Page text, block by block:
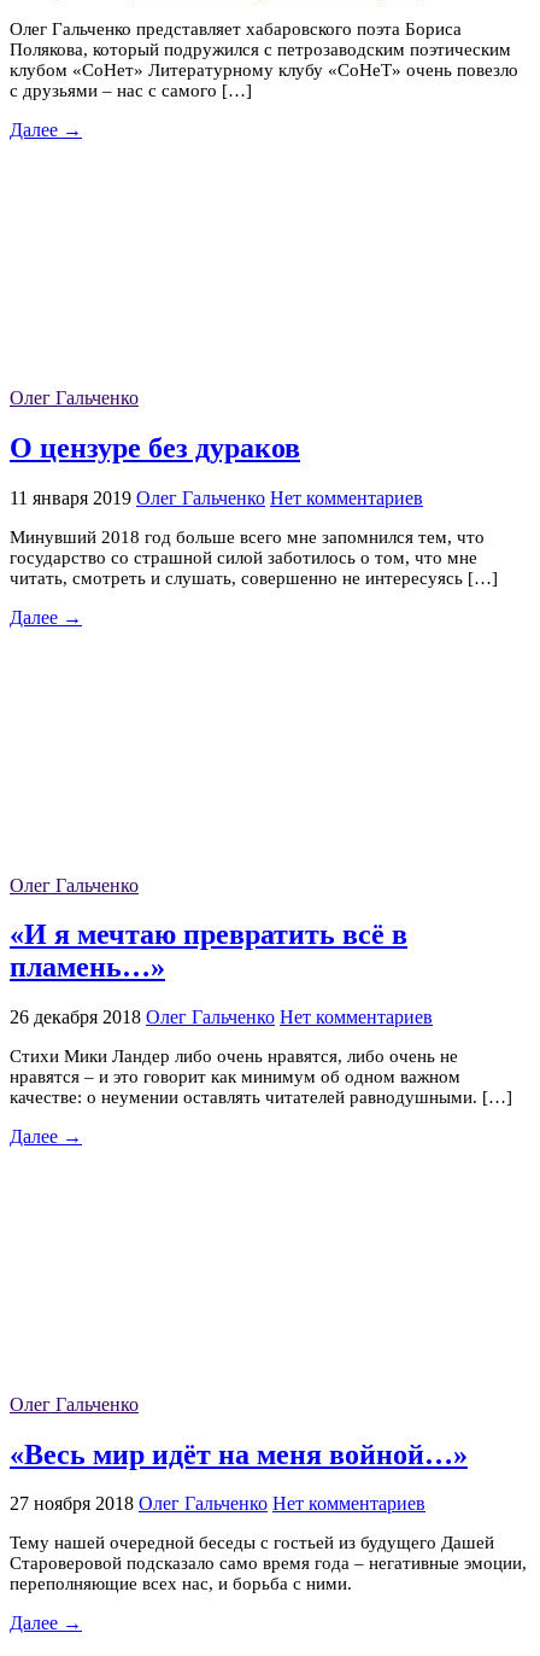
Олег Гальченко представляет хабаровского поэта Бориса
Полякова, который подружился с петрозаводским поэтическим
клубом «СоНет» Литературному клубу «СоНеТ» очень повезло
с друзьями – нас с самого […]
Далее →
Олег Гальченко
О цензуре без дураков
11 января 2019 Олег Гальченко Нет комментариев
Минувший 2018 год больше всего мне запомнился тем, что
государство со страшной силой заботилось о том, что мне
читать, смотреть и слушать, совершенно не интересуясь […]
Далее →
Олег Гальченко
«И я мечтаю превратить всё в
пламень…»
26 декабря 2018 Олег Гальченко Нет комментариев
Стихи Мики Ландер либо очень нравятся, либо очень не
нравятся – и это говорит как минимум об одном важном
качестве: о неумении оставлять читателей равнодушными. […]
Далее →
Олег Гальченко
«Весь мир идёт на меня войной…»
27 ноября 2018 Олег Гальченко Нет комментариев
Тему нашей очередной беседы с гостьей из будущего Дашей
Староверовой подсказало само время года – негативные эмоции,
переполняющие всех нас, и борьба с ними.
Далее →